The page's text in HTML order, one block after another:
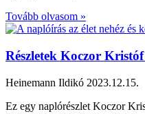
Tovább olvasom »
Részletek Koczor
Heinemann Ildikó 2023.12.15.
Ez egy naplórészlet Koczor